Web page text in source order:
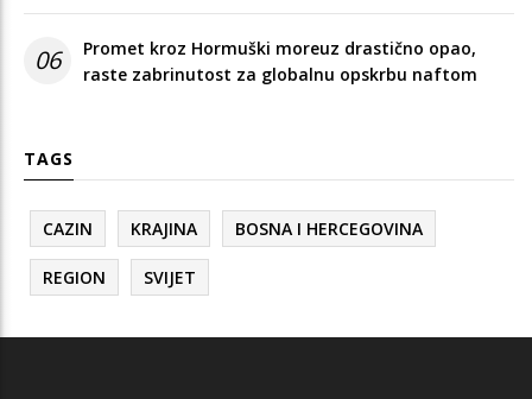
06
Promet kroz Hormuški moreuz drastično opao,
raste zabrinutost za globalnu opskrbu naftom
TAGS
CAZIN KRAJINA BOSNA I HERCEGOVINA
REGION SVIJET